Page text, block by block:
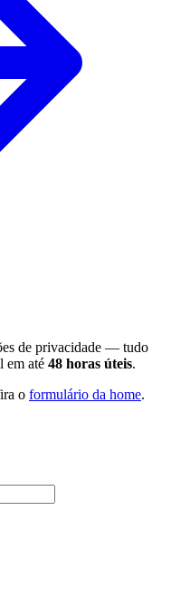
de privacidade — tudo
em até 48 horas úteis.
o formulário da home.